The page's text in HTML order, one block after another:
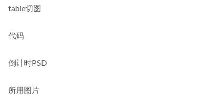
table切图
代码
倒计时PSD
所用图片